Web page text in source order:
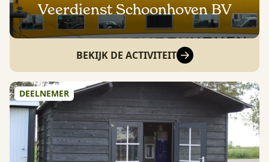
Veerdienst Schoonhoven BV
BEKIJK DE ACTIVITEIT
DEELNEMER